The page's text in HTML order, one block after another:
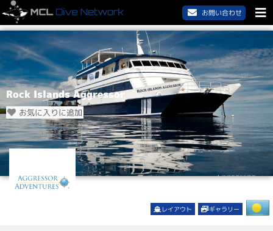
お問い合わせ
Rock Islands Aggressor
お気に入りに追加
レイアウト ギャラリー